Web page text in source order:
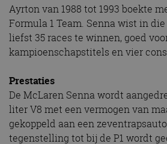
Ayrton van 1988 tot 1993 boekte
Formula 1 Team. Senna wist in
liefst 35 races te winnen, goed
kampioenschapstitels en vier
Prestaties
De McLaren Senna wordt
liter V8 met een vermogen van
gekoppeld aan een
tegenstelling tot bij de P1 wordt